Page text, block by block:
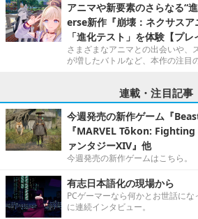
アニマや新要素のさらなる“
erse新作『崩壊：ネクサス
「進化テスト」を体験【プレ
さまざまなアニマとの出会いや、
が増したバトルなど、本作の注目
連載・注目記事
今週発売の新作ゲーム『
『MARVEL Tōkon:
ァンタジーXIV』他
今週発売の新作ゲームはこちら。
有志日本語化の現場から
PCゲーマーなら何かとお世話に
に連続インタビュー。